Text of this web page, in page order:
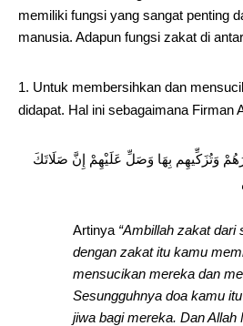
memiliki fungsi yang sangat penting
manusia. Adapun fungsi zakat di
Untuk membersihkan dan
didapat. Hal ini sebagaimana Firman
وَتُزَكِّيهِم بِهَا وَصَلِّ عَلَيْهِمْ إِنَّ صَلَاتَكَ
Artinya “Ambillah zakat dari
dengan zakat itu kamu
mensucikan mereka dan
Sesungguhnya doa kamu
jiwa bagi mereka. Dan Allah